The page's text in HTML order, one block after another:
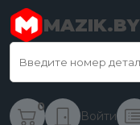
MAZIK.BY
0
Войти